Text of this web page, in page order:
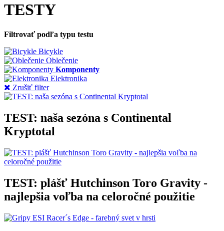
TESTY
Filtrovať podľa typu testu
Bicykle
Oblečenie
Komponenty
Elektronika
Zrušiť filter
TEST: naša sezóna s Continental
Kryptotal
TEST: plášť Hutchinson Toro Gravity -
najlepšia voľba na celoročné použitie